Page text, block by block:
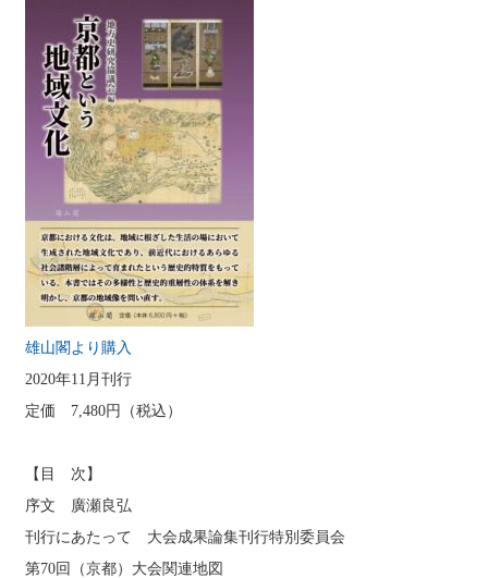
雄山閣より購入
2020年11月刊行
定価 7,480円（税込）
【目 次】
序文 廣瀬良弘
刊行にあたって 大会成果論集刊行特別委員会
第70回（京都）大会関連地図